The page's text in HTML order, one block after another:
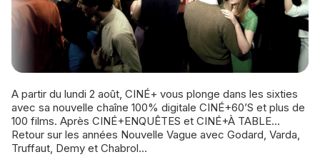
A partir du lundi 2 août, CINÉ+ vous plonge dans les sixties
avec sa nouvelle chaîne 100% digitale CINÉ+60’S et plus de
100 films. Après CINÉ+ENQUÊTES et CINÉ+À TABLE...
Retour sur les années Nouvelle Vague avec Godard, Varda,
Truffaut, Demy et Chabrol...